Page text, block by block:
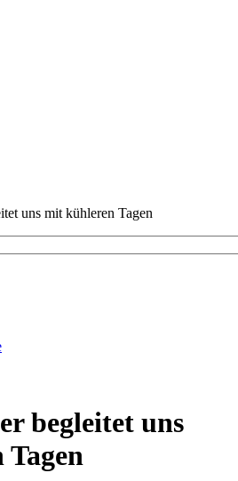
uns mit kühleren Tagen
begleitet uns